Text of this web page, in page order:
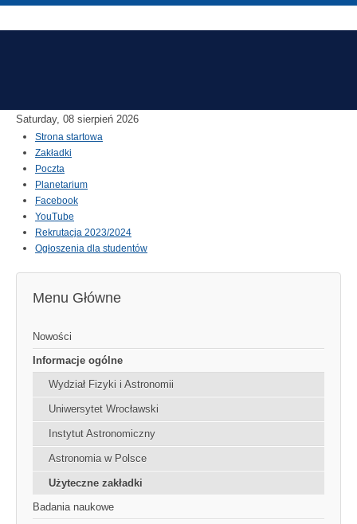
Saturday, 08 sierpień 2026
Strona startowa
Zakładki
Poczta
Planetarium
Facebook
YouTube
Rekrutacja 2023/2024
Ogłoszenia dla studentów
Menu Główne
Nowości
Informacje ogólne
Wydział Fizyki i Astronomii
Uniwersytet Wrocławski
Instytut Astronomiczny
Astronomia w Polsce
Użyteczne zakładki
Badania naukowe